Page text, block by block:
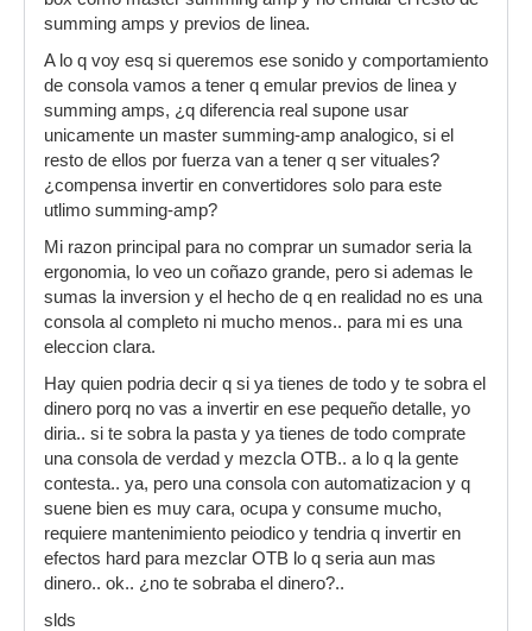
summing amps y previos de linea.
A lo q voy esq si queremos ese sonido y comportamiento
de consola vamos a tener q emular previos de linea y
summing amps, ¿q diferencia real supone usar
unicamente un master summing-amp analogico, si el
resto de ellos por fuerza van a tener q ser vituales?
¿compensa invertir en convertidores solo para este
utlimo summing-amp?
Mi razon principal para no comprar un sumador seria la
ergonomia, lo veo un coñazo grande, pero si ademas le
sumas la inversion y el hecho de q en realidad no es una
consola al completo ni mucho menos.. para mi es una
eleccion clara.
Hay quien podria decir q si ya tienes de todo y te sobra el
dinero porq no vas a invertir en ese pequeño detalle, yo
diria.. si te sobra la pasta y ya tienes de todo comprate
una consola de verdad y mezcla OTB.. a lo q la gente
contesta.. ya, pero una consola con automatizacion y q
suene bien es muy cara, ocupa y consume mucho,
requiere mantenimiento peiodico y tendria q invertir en
efectos hard para mezclar OTB lo q seria aun mas
dinero.. ok.. ¿no te sobraba el dinero?..
slds